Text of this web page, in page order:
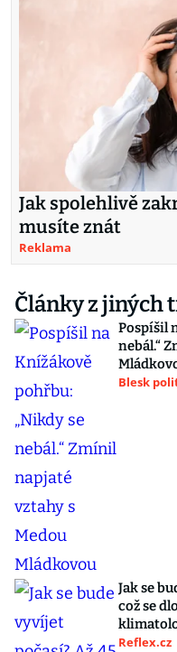
Jak spolehlivě
musíte znát
Reklama
Články z jiných
Pospíšil
nebál.“
Blesk
Jak se
což se
Reflex.cz